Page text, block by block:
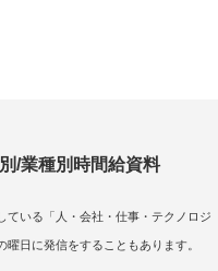
/業種別時間給資料
ている「人・会社・仕事・テクノロジ
日に発信をすることもあります。